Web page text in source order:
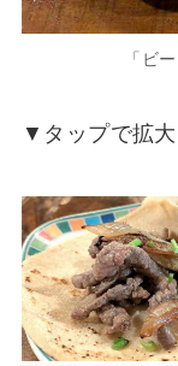
「ビ
▼タップで拡大